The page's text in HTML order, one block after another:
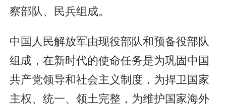
察部队、民兵组成。
中国人民解放军由现役部队和预备役部队
组成，在新时代的使命任务是为巩固中国
共产党领导和社会主义制度，为捍卫国家
主权、统一、领土完整，为维护国家海外